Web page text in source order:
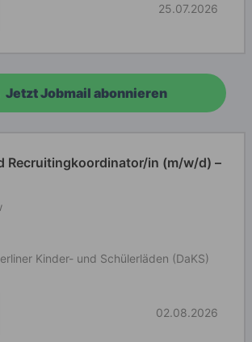
25.07.2026
Jetzt Jobmail abonnieren
Recruitingkoordinator/in (m/w/d) –
Kinder- und Schülerläden (DaKS)
02.08.2026